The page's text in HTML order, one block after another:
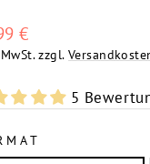
€
zzgl.
5